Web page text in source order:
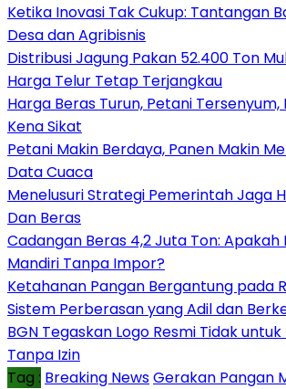
Ketika Inovasi Tak Cukup: Tantangan
Desa dan Agribisnis
Distribusi Jagung Pakan 52.400 Ton
Harga Telur Tetap Terjangkau
Harga Beras Turun, Petani
Kena Sikat
Petani Makin Berdaya, Panen Makin
Data Cuaca
Menelusuri Strategi Pemerintah Jaga
Dan Beras
Cadangan Beras 4,2 Juta Ton: Apakah
Mandiri Tanpa Impor?
Ketahanan Pangan Bergantung pada
Sistem Perberasan yang Adil dan
BGN Tegaskan Logo Resmi Tidak untuk
Tanpa Izin
Tag : Breaking NewsGerakan Pangan